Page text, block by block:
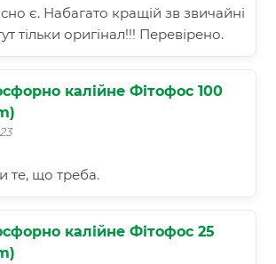
є. Набагато кращій зв звичайні
тільки оригінал!!! Перевірено.
калійне Фітофос 100
те, що треба.
калійне Фітофос 25